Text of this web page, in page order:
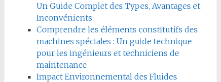
Un Guide Complet des Types, Avantages et
Inconvénients
Comprendre les éléments constitutifs des
machines spéciales : Un guide technique
pour les ingénieurs et techniciens de
maintenance
Impact Environnemental des Fluides